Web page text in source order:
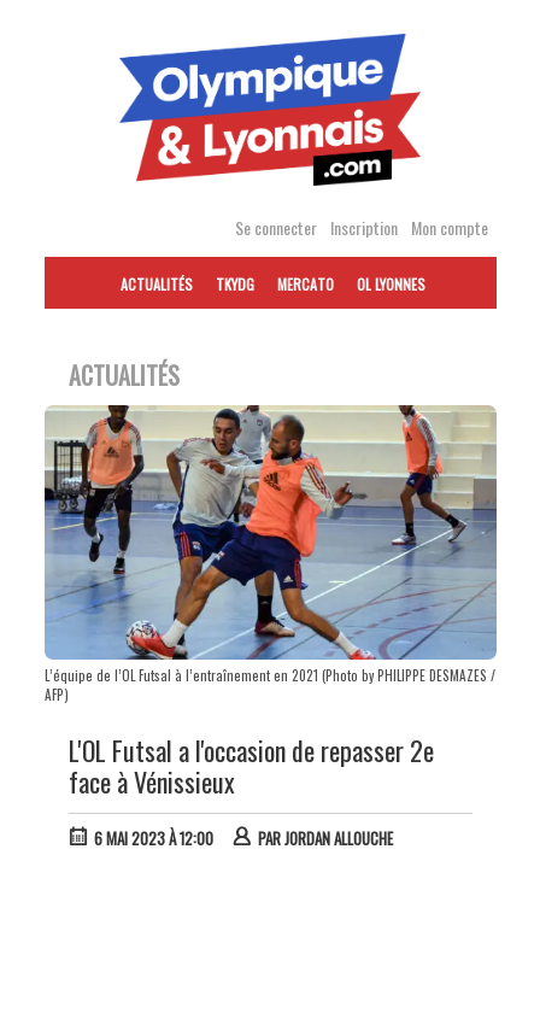
Se connecter Inscription Mon compte
ACTUALITÉS TKYDG MERCATO OL LYONNES
ACTUALITÉS
L’équipe de l’OL Futsal à l’entraînement en 2021 (Photo by PHILIPPE DESMAZES /
AFP)
L'OL Futsal a l'occasion de repasser 2e
face à Vénissieux
6 MAI 2023 À 12:00 PARJORDAN ALLOUCHE